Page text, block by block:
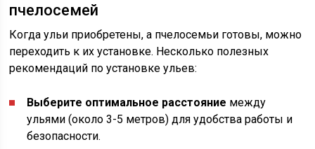
пчелосемей
Когда ульи приобретены, а пчелосемьи готовы, можно
переходить к их установке. Несколько полезных
рекомендаций по установке ульев:
Выберите оптимальное расстояние между
ульями (около 3-5 метров) для удобства работы и
безопасности.